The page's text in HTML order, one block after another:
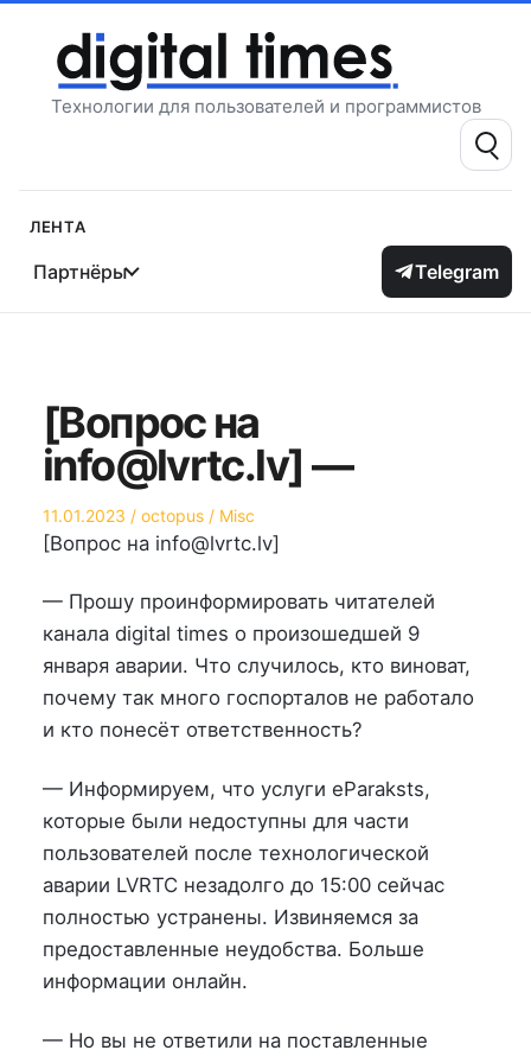
содержимому
Технологии для пользователей и программистов
Поиск:
Лента
Партнёры Telegram
[Вопрос на
info@lvrtc.lv] —
Опубликовано
на
11.01.2023 Автор
octopus
Опубликовано
в
Misc
[Вопрос на info@lvrtc.lv]
— Прошу проинформировать читателей
канала digital times о произошедшей 9
января аварии. Что случилось, кто виноват,
почему так много госпорталов не работало
и кто понесёт ответственность?
— Информируем, что услуги eParaksts,
которые были недоступны для части
пользователей после технологической
аварии LVRTC незадолго до 15:00 сейчас
полностью устранены. Извиняемся за
предоставленные неудобства. Больше
информации онлайн.
— Но вы не ответили на поставленные